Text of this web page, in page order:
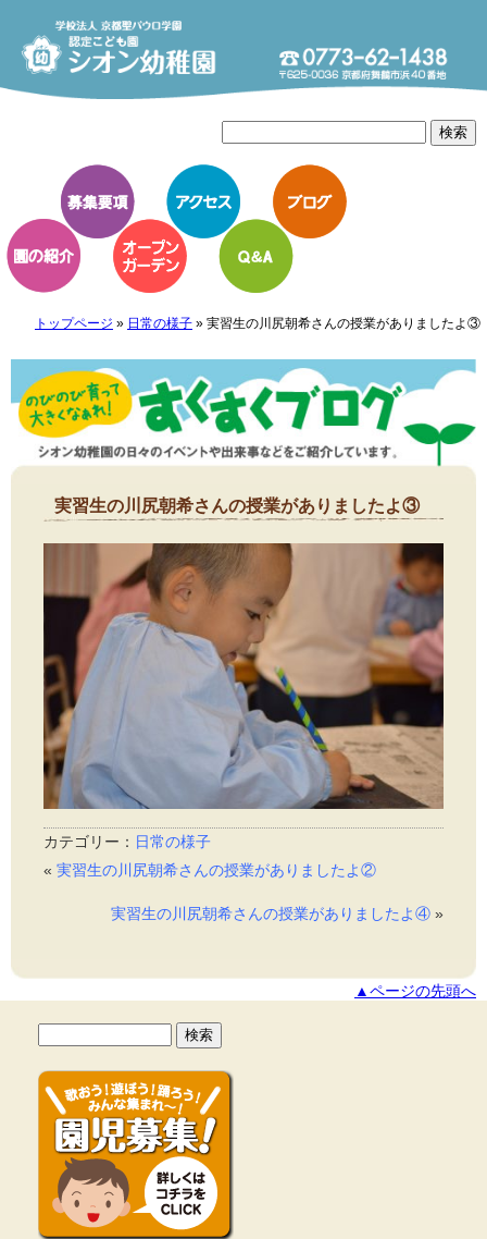
トップページ » 日常の様子» 実習生の川尻朝希さんの授業がありましたよ③
実習生の川尻朝希さんの授業がありましたよ③
カテゴリー： 日常の様子
« 実習生の川尻朝希さんの授業がありましたよ②
実習生の川尻朝希さんの授業がありましたよ④ »
▲ページの先頭へ